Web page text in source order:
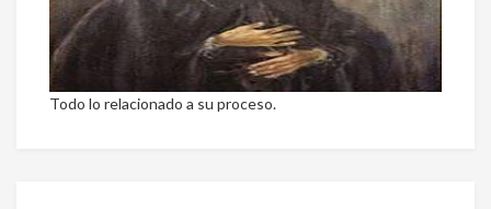
Todo lo relacionado a su proceso.